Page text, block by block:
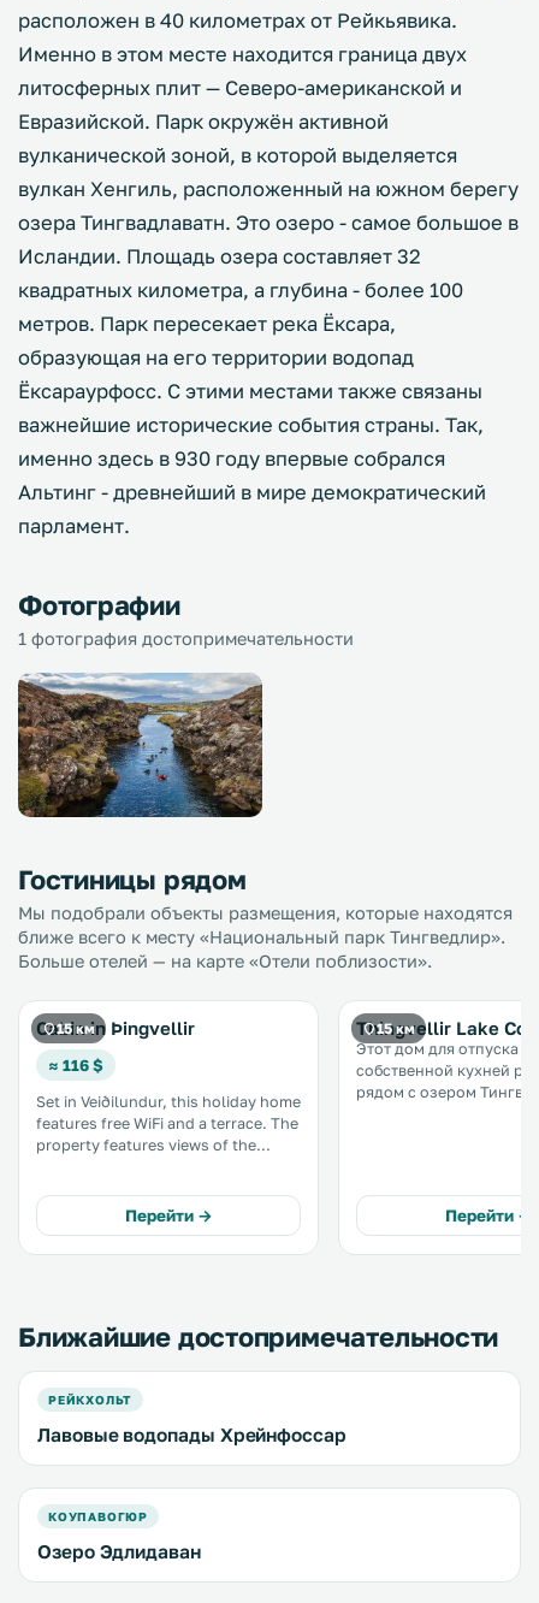
расположен в 40 километрах от Рейкьявика.
Именно в этом месте находится граница двух
литосферных плит — Северо-американской и
Евразийской. Парк окружён активной
вулканической зоной, в которой выделяется
вулкан Хенгиль, расположенный на южном берегу
озера Тингвадлаватн. Это озеро - самое большое в
Исландии. Площадь озера составляет 32
квадратных километра, а глубина - более 100
метров. Парк пересекает река Ёксара,
образующая на его территории водопад
Ёксараурфосс. С этими местами также связаны
важнейшие исторические события страны. Так,
именно здесь в 930 году впервые собрался
Альтинг - древнейший в мире демократический
парламент.
Фотографии
1 фотография достопримечательности
Гостиницы рядом
Мы подобрали объекты размещения, которые находятся
ближе всего к месту «Национальный парк Тингведлир».
Больше отелей — на карте «Отели поблизости».
15 км
Cabin in Þingvellir
≈ 116 $
Set in Veiðilundur, this holiday home
features free WiFi and a terrace. The
property features views of the
available on site. .Перейти →
15 км
Thingvellir Lake
Этот дом для отпуска с
собственной кухней
рядом с озером
бесплатная частная
Перейти →
Ближайшие достопримечательности
РЕЙКХОЛЬТ
Лавовые водопады Хрейнфоссар
КОУПАВОГЮР
Озеро Эдлидаван